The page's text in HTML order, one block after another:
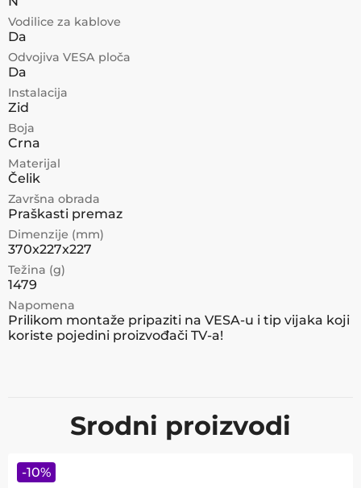
Vodilice za kablove
Da
Odvojiva VESA ploča
Da
Instalacija
Zid
Boja
Crna
Materijal
Čelik
Završna obrada
Praškasti premaz
Dimenzije (mm)
370x227x227
Težina (g)
1479
Napomena
Prilikom montaže pripaziti na VESA-u i tip vijaka koji
koriste pojedini proizvođači TV-a!
Srodni proizvodi
-10%